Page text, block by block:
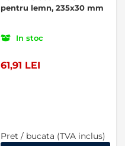
pentru lemn, 235x30 mm
In stoc
61,91 LEI
Pret / bucata (TVA inclus)